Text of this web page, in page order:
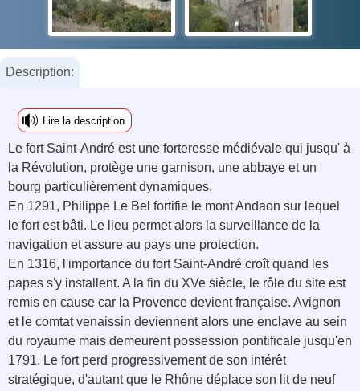
Description:
Lire la description
Le fort Saint-André est une forteresse médiévale qui jusqu' à
la Révolution, protège une garnison, une abbaye et un
bourg particulièrement dynamiques.
En 1291, Philippe Le Bel fortifie le mont Andaon sur lequel
le fort est bâti. Le lieu permet alors la surveillance de la
navigation et assure au pays une protection.
En 1316, l'importance du fort Saint-André croît quand les
papes s'y installent. A la fin du XVe siècle, le rôle du site est
remis en cause car la Provence devient française. Avignon
et le comtat venaissin deviennent alors une enclave au sein
du royaume mais demeurent possession pontificale jusqu'en
1791. Le fort perd progressivement de son intérêt
stratégique, d'autant que le Rhône déplace son lit de neuf